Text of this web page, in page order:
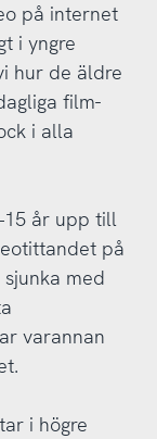
på internet
i yngre
hur de äldre
film-
i alla
år upp till
på
med
varannan
i högre